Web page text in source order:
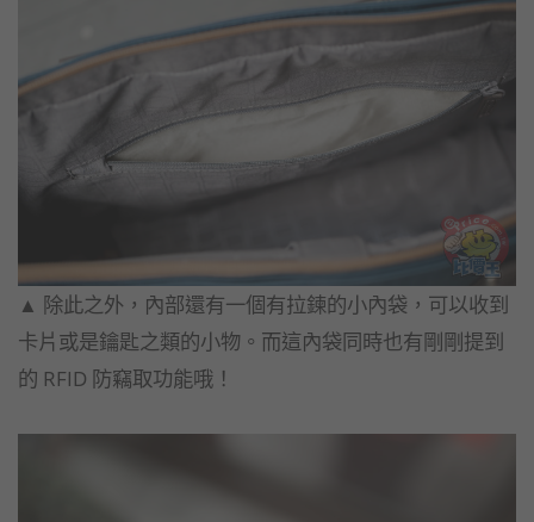
▲​ ​除此之外，內部還有一個有拉鍊的小內袋，可以收到
卡片或是鑰匙之類的小物。而這內袋同時也有剛剛提到
的 RFID 防竊取功能哦！